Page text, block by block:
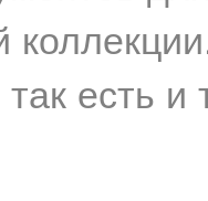
так есть и